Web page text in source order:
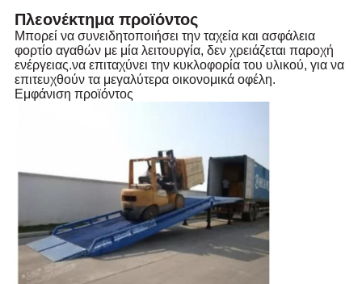
Πλεονέκτημα προϊόντος
Μπορεί να συνειδητοποιήσει την ταχεία και ασφάλεια
φορτίο αγαθών με μία λειτουργία, δεν χρειάζεται παροχή
ενέργειας.να επιταχύνει την κυκλοφορία του υλικού, για να
επιτευχθούν τα μεγαλύτερα οικονομικά οφέλη.
Εμφάνιση προϊόντος